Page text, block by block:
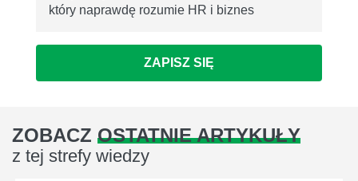
który naprawdę rozumie HR i biznes
ZAPISZ SIĘ
ZOBACZ OSTATNIE ARTYKUŁY
z tej strefy wiedzy